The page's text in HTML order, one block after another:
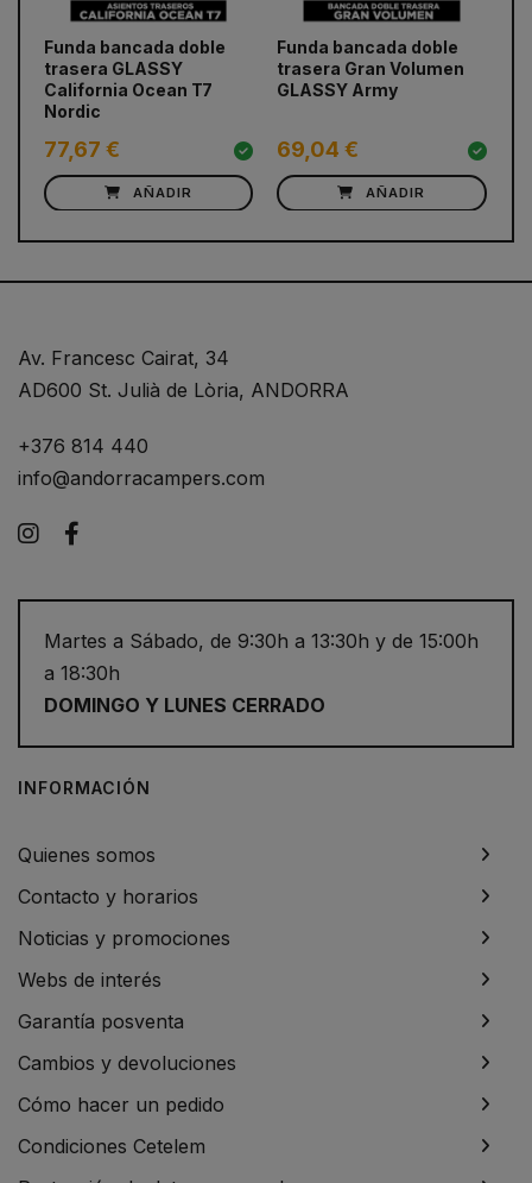
Funda bancada doble
trasera GLASSY
California Ocean T7
Nordic
77,67 €
AÑADIR
Funda bancada doble
trasera Gran Volumen
GLASSY Army
69,04 €
AÑADIR
prev next
Av. Francesc Cairat, 34
AD600 St. Julià de Lòria, ANDORRA
+376 814 440
info@andorracampers.com
Instagram
Martes a Sábado, de 9:30h a 13:30h y de 15:00h
a 18:30h
DOMINGO Y LUNES CERRADO
INFORMACIÓN
Quienes somos
Contacto y horarios
Noticias y promociones
Webs de interés
Garantía posventa
Cambios y devoluciones
Cómo hacer un pedido
Condiciones Cetelem